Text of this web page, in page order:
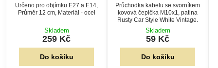
Určeno pro objímku E27 a E14,
Průměr 12 cm, Materiál - ocel
Skladem
259 Kč
Do košíku
Průchodka kabelu se svorníkem
kovová čepička M10x1, patina
Rusty Car Style White Vintage.
Skladem
59 Kč
Do košíku